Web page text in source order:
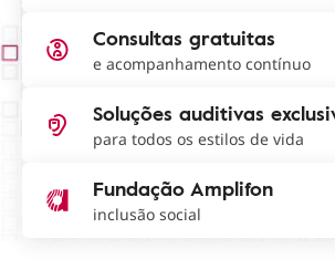
Consultas gratuitas
e acompanhamento contínuo
Soluções auditivas
para todos os estilos de vida
Fundação Amplifon
inclusão social